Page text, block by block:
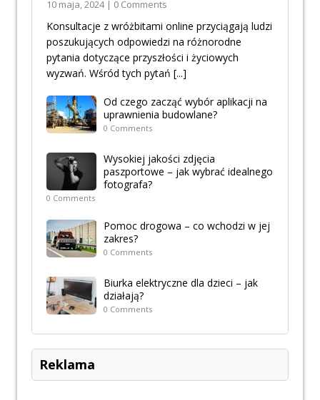
10 maja, 2024 | 0 Comments
Konsultacje z wróżbitami online przyciągają ludzi
poszukujących odpowiedzi na różnorodne
pytania dotyczące przyszłości i życiowych
wyzwań. Wśród tych pytań [...]
Od czego zacząć wybór aplikacji na
uprawnienia budowlane?
0 Comments
Wysokiej jakości zdjęcia
paszportowe – jak wybrać idealnego
fotografa?
0 Comments
Pomoc drogowa – co wchodzi w jej
zakres?
0 Comments
Biurka elektryczne dla dzieci – jak
działają?
0 Comments
Reklama